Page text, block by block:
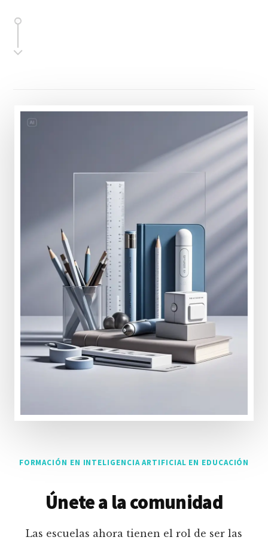
FORMACIÓN EN INTELIGENCIA ARTIFICIAL EN EDUCACIÓN
Únete a la comunidad
Las escuelas ahora tienen el rol de ser las